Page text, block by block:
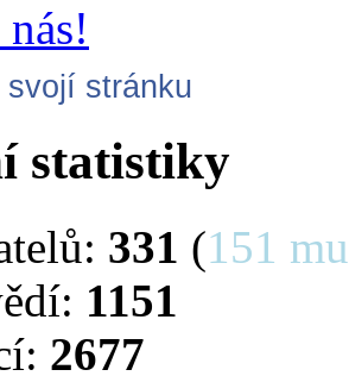
svojí stránku
statistiky
331 (151
1151
2677